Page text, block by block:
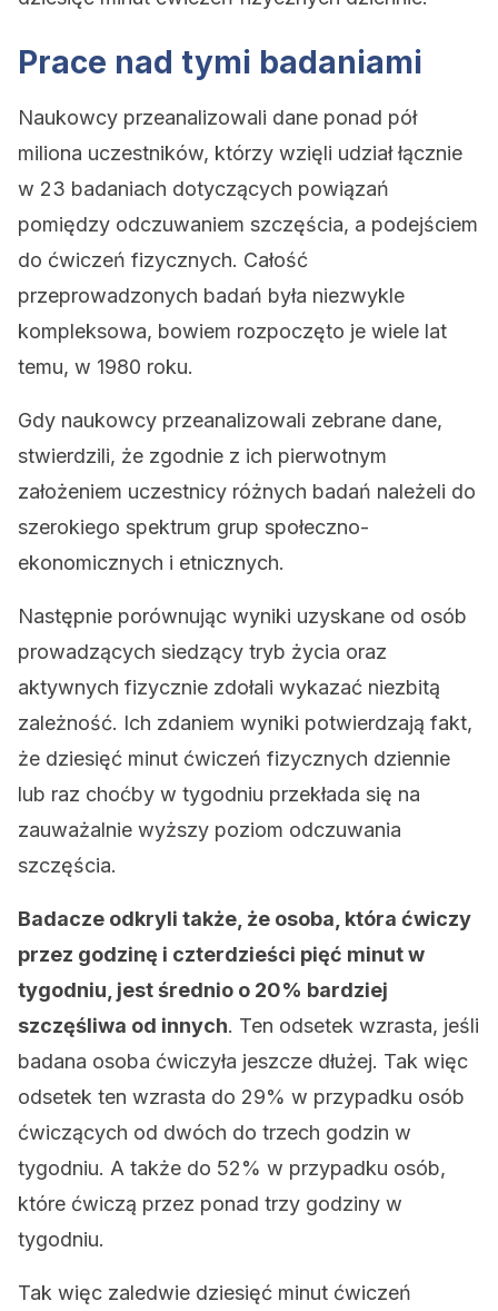
Prace nad tymi badaniami
Naukowcy przeanalizowali dane ponad pół
miliona uczestników, którzy wzięli udział łącznie
w 23 badaniach dotyczących powiązań
pomiędzy odczuwaniem szczęścia, a podejściem
do ćwiczeń fizycznych. Całość
przeprowadzonych badań była niezwykle
kompleksowa, bowiem rozpoczęto je wiele lat
temu, w 1980 roku.
Gdy naukowcy przeanalizowali zebrane dane,
stwierdzili, że zgodnie z ich pierwotnym
założeniem uczestnicy różnych badań należeli do
szerokiego spektrum grup społeczno-
ekonomicznych i etnicznych.
Następnie porównując wyniki uzyskane od osób
prowadzących siedzący tryb życia oraz
aktywnych fizycznie zdołali wykazać niezbitą
zależność. Ich zdaniem wyniki potwierdzają fakt,
że dziesięć minut ćwiczeń fizycznych dziennie
lub raz choćby w tygodniu przekłada się na
zauważalnie wyższy poziom odczuwania
szczęścia.
Badacze odkryli także, że osoba, która ćwiczy
przez godzinę i czterdzieści pięć minut w
tygodniu, jest średnio o 20% bardziej
szczęśliwa od innych. Ten odsetek wzrasta, jeśli
badana osoba ćwiczyła jeszcze dłużej. Tak więc
odsetek ten wzrasta do 29% w przypadku osób
ćwiczących od dwóch do trzech godzin w
tygodniu. A także do 52% w przypadku osób,
które ćwiczą przez ponad trzy godziny w
tygodniu.
Tak więc zaledwie dziesięć minut ćwiczeń